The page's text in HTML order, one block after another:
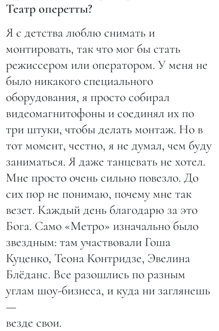
Театр оперетты?
Я с детства люблю снимать и
монтировать, так что мог бы стать
режиссером или оператором. У меня не
было никакого специального
оборудования, я просто собирал
видеомагнитофоны и соединял их по
три штуки, чтобы делать монтаж. Но в
тот момент, честно, я не думал, чем буду
заниматься. Я даже танцевать не хотел.
Мне просто очень сильно повезло. До
сих пор не понимаю, почему мне так
везет. Каждый день благодарю за это
Бога. Само «Метро» изначально было
звездным: там участвовали Гоша
Куценко, Теона Контридзе, Эвелина
Блёданс. Все разошлись по разным
углам шоу-бизнеса, и куда ни заглянешь
—
везде свои.